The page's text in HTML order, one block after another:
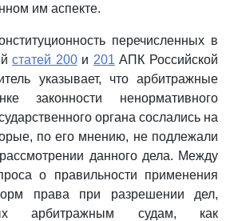
им аспекте.
перечисленных в
статей 200и 201 АПК Российской
указывает, что арбитражные
законности ненормативного
органа сослались на
по его мнению, не подлежали
данного дела. Между
о правильности применения
права при разрешении дел,
арбитражным судам, как